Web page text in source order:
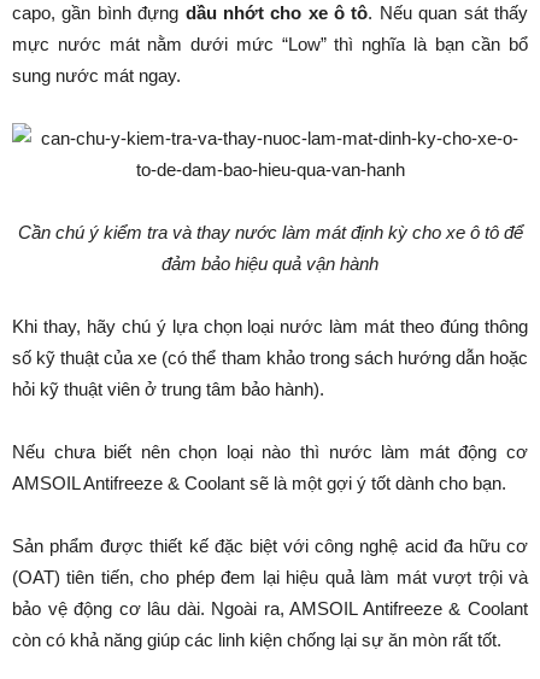
capo, gần bình đựng dầu nhớt cho xe ô tô. Nếu quan sát thấy
mực nước mát nằm dưới mức “Low” thì nghĩa là bạn cần bổ
sung nước mát ngay.
Cần chú ý kiểm tra và thay nước làm mát định kỳ cho xe ô tô để
đảm bảo hiệu quả vận hành
Khi thay, hãy chú ý lựa chọn loại nước làm mát theo đúng thông
số kỹ thuật của xe (có thể tham khảo trong sách hướng dẫn hoặc
hỏi kỹ thuật viên ở trung tâm bảo hành).
Nếu chưa biết nên chọn loại nào thì nước làm mát động cơ
AMSOIL Antifreeze & Coolant sẽ là một gợi ý tốt dành cho bạn.
Sản phẩm được thiết kế đặc biệt với công nghệ acid đa hữu cơ
(OAT) tiên tiến, cho phép đem lại hiệu quả làm mát vượt trội và
bảo vệ động cơ lâu dài. Ngoài ra, AMSOIL Antifreeze & Coolant
còn có khả năng giúp các linh kiện chống lại sự ăn mòn rất tốt.